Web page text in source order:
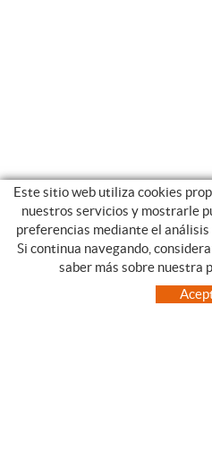
CATEGORIAS
Este sitio web utiliza cookies
nuestros servicios y mostrarle
preferencias mediante el análisis
Si continua navegando,
saber más sobre nuestra